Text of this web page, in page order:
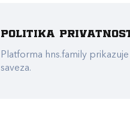
Politika
Platforma hns.family
saveza.